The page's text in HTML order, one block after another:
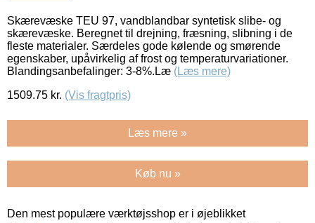
Skærevæske TEU 97, vandblandbar syntetisk slibe- og
skærevæske. Beregnet til drejning, fræsning, slibning i de
fleste materialer. Særdeles gode kølende og smørende
egenskaber, upåvirkelig af frost og temperaturvariationer.
Blandingsanbefalinger: 3-8%.Læ (Læs mere)
1509.75 kr. (Vis fragtpris)
Læs mere »
Køb nu »
Den mest populære værktøjsshop er i øjeblikket